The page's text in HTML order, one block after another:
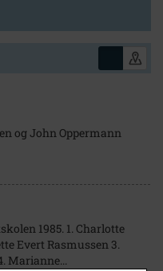
og John Oppermann
1985. 1. Charlotte
Evert Rasmussen 3.
Marianne...